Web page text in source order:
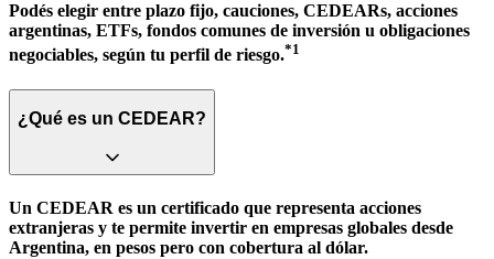
Podés elegir entre plazo fijo, cauciones, CEDEARs, acciones
argentinas, ETFs, fondos comunes de inversión u obligaciones
negociables, según tu perfil de riesgo.*1
¿Qué es un CEDEAR?
Un CEDEAR es un certificado que representa acciones
extranjeras y te permite invertir en empresas globales desde
Argentina, en pesos pero con cobertura al dólar.